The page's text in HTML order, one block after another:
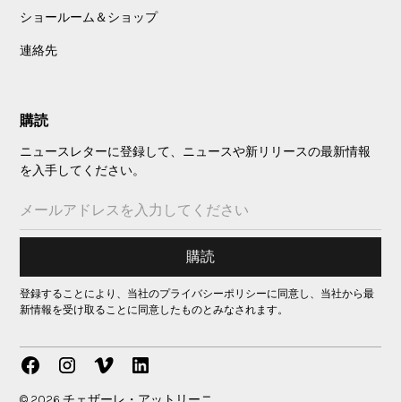
ショールーム＆ショップ
連絡先
購読
ニュースレターに登録して、ニュースや新リリースの最新情報
を入手してください。
登録することにより、当社のプライバシーポリシーに同意し、当社から最
新情報を受け取ることに同意したものとみなされます。